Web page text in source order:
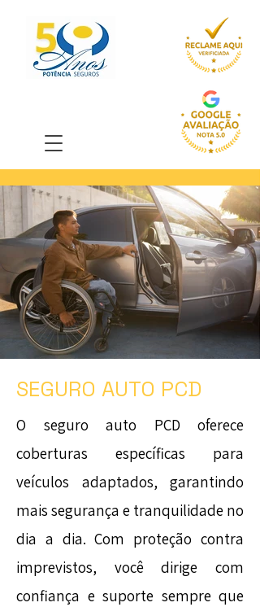
SEGURO AUTO PCD
O seguro auto PCD oferece
coberturas específicas para
veículos adaptados, garantindo
mais segurança e tranquilidade no
dia a dia. Com proteção contra
imprevistos, você dirige com
confiança e suporte sempre que